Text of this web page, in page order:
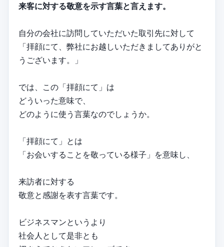
来客に対する敬意を示す言葉と言えます。
自分の会社に訪問していただいた取引先に対して
「拝顔にて、弊社にお越しいただきましてありがと
うございます。」
では、この「拝顔にて」は
どういった意味で、
どのように使う言葉なのでしょうか。
「拝顔にて」とは
「お会いすることを敬っている様子」を意味し、
来訪者に対する
敬意と感謝を表す言葉です。
ビジネスマンというより
社会人として是非とも